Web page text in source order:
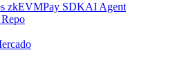
zkEVMPay SDKAI Agent